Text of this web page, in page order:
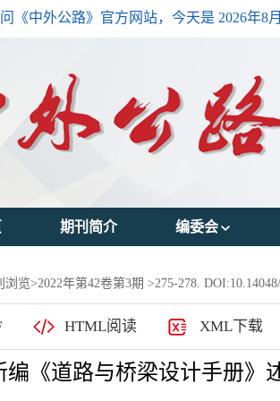
《中外公路》官方网站，今天是 2026年8
期刊简介 编委会
编委会主任
浏览>2022年第42卷第3期 >275-278.
HTML阅读 XML下载
编《道路与桥梁设计手册》